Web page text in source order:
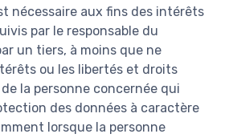
nécessaire aux fins des intérêts
par le responsable du
un tiers, à moins que ne
ou les libertés et droits
la personne concernée qui
des données à caractère
lorsque la personne